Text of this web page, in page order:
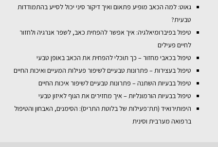
גאוט: למה הכאב מופיע פתאום ואיך דיקור סיני יכול לסייע בהתמודדות
טבעית?
טיפול בפיברומיאלגיה: איך אפשר להפחית כאב, לשפר אנרגיה ולחזור
לחיים פעילים
טיפול בכאבי מחזור – כך תוכלי להפחית את הכאב באופן טבעי
טיפול בעצירות – פתרונות טבעיים לשיפור פעילות המעיים ואיכות החיים
טיפול בבעיות השתנה – פתרונות טבעיים לשיפור איכות החיים
טיפול בבעיות הורמונליות – איך מחזירים את הגוף לאיזון טבעי
היפותירואיד (תת־פעילות של בלוטת התריס): הסימנים, האבחון והטיפול
ברפואה מערבית וסינית